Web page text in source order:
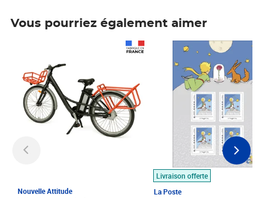
Vous pourriez également aimer
Nouvelle Attitude
Livraison offerte
La Poste
Prix 7,50€